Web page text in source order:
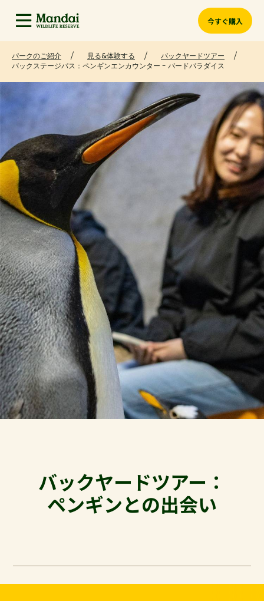
今すぐ購入
パークのご紹介 見る&体験する
バックヤードツアー
バックステージパス：ペンギンエンカウンター - バードパラダイス
バックヤードツアー：
ペンギンとの出会い